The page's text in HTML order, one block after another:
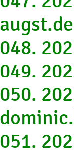
augst.de
048.
049.
050.
051.